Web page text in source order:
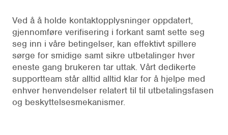
Ved å å holde kontaktopplysninger oppdatert,
gjennomføre verifisering i forkant samt sette seg
seg inn i våre betingelser, kan effektivt spillere
sørge for smidige samt sikre utbetalinger hver
eneste gang brukeren tar uttak. Vårt dedikerte
supportteam står alltid alltid klar for å hjelpe med
enhver henvendelser relatert til til utbetalingsfasen
og beskyttelsesmekanismer.